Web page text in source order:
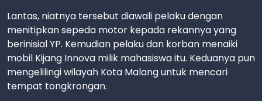
Lantas, niatnya tersebut diawali pelaku dengan
menitipkan sepeda motor kepada rekannya yang
berinisial YP. Kemudian pelaku dan korban menaiki
mobil Kijang Innova milik mahasiswa itu. Keduanya pun
mengelilingi wilayah Kota Malang untuk mencari
tempat tongkrongan.